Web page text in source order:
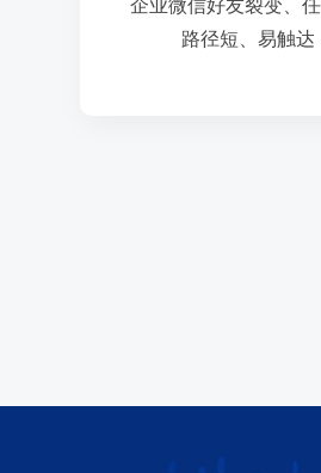
企业微信好友裂变、
路径短、易触
企业